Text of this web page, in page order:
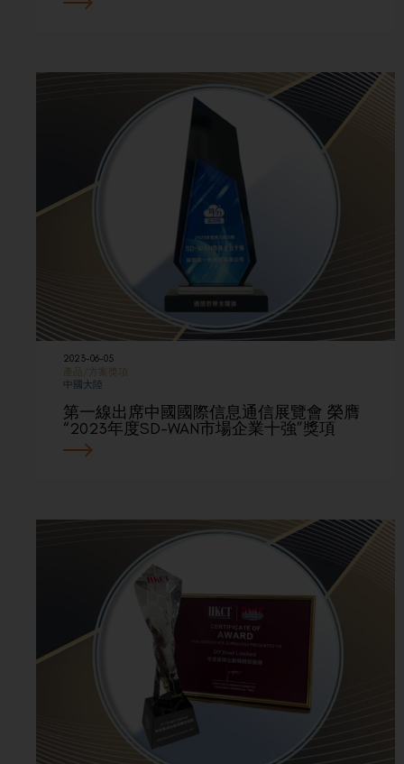
2023-06-05
產品/方案獎項
中國大陸
第一線出席中國國際信息通信展覽會 榮膺
“2023年度SD-WAN市場企業十強”獎項